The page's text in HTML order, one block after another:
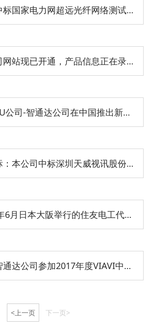
本公司中标国家电力网超远光纤网络测试50dB 光时域反射仪，跻身全球为数不多的50dB 以上测试产品供应商行列
新版公司网站现已开通，产品信息正在录入中。
美国JDSU公司-智通达公司在中国推出新款NT-955线缆认证测试仪
项目中标：本公司中标深圳天威视讯股份有限公司2008有线电视网络测试产品项目。
在2016年6月日本大阪举行的住友电工代理商大会中我公司获得优秀代理商奖
深圳市智通达公司参加2017年度VIAVI中国合作伙伴会议
<上一页 下一页>